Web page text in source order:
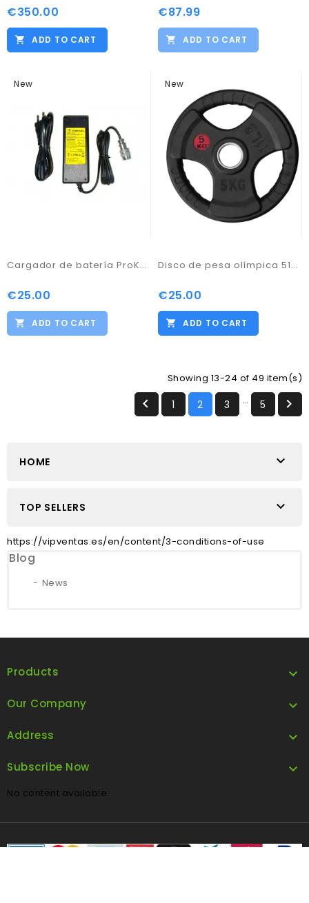
€350.00
ADD TO CART
€87.99
ADD TO CART
New
Cargador de batería ProKaddy 12V
€25.00
ADD TO CART
New
Disco de pesa olímpica 51mm 5.0KG hierro fundido con revestimiento de caucho
€25.00
ADD TO CART
Showing 13-24 of 49 item(s)
 1 2 3 … 5 
HOME 
TOP SELLERS 
https://vipventas.es/en/content/3-conditions-of-use
Blog
News
Products 
Our Company 
Address 
Subscribe Now 
No content available.